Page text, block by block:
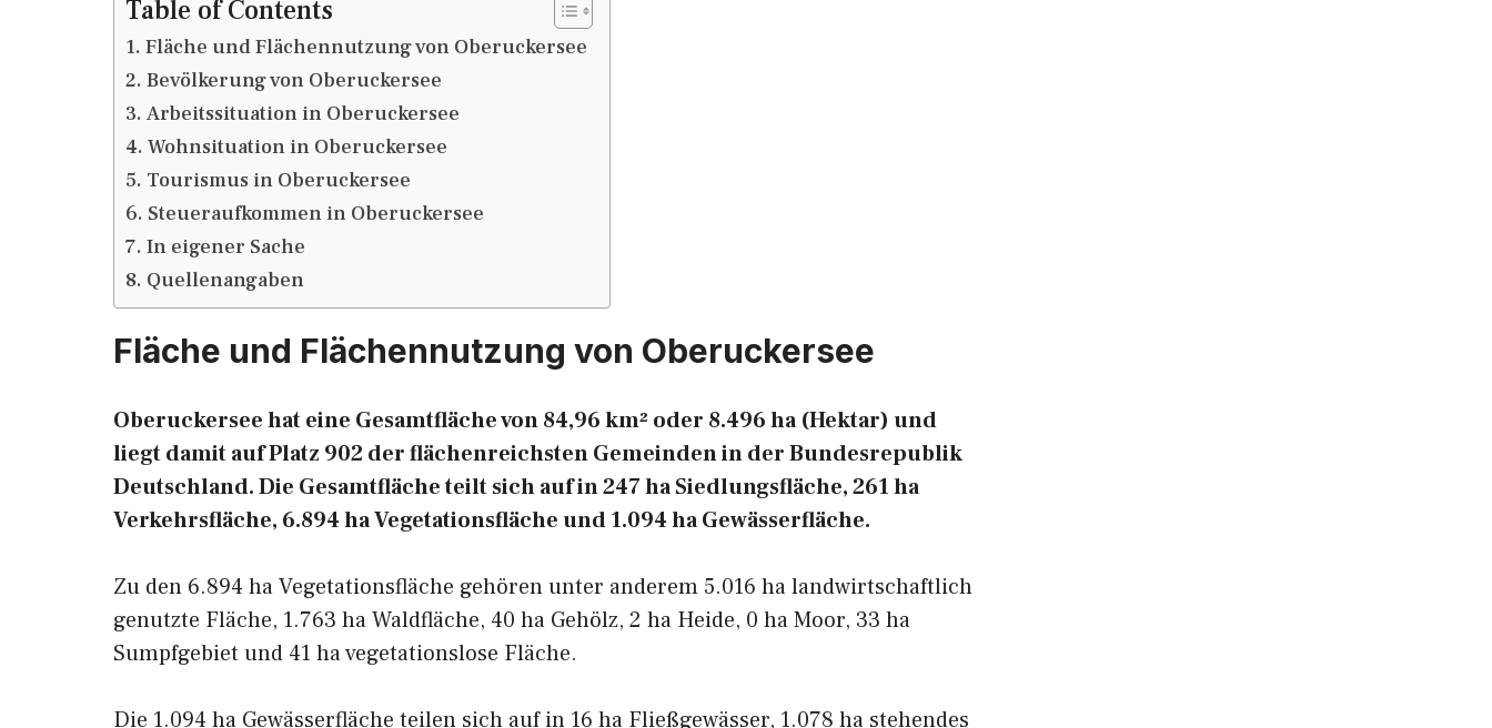
Table of Contents
Fläche und Flächennutzung von Oberuckersee
Bevölkerung von Oberuckersee
Arbeitssituation in Oberuckersee
Wohnsituation in Oberuckersee
Tourismus in Oberuckersee
Steueraufkommen in Oberuckersee
In eigener Sache
Quellenangaben
Fläche und Flächennutzung von Oberuckersee
Oberuckersee hat eine Gesamtfläche von 84,96 km² oder 8.496 ha (Hektar) und
liegt damit auf Platz 902 der flächenreichsten Gemeinden in der Bundesrepublik
Deutschland. Die Gesamtfläche teilt sich auf in 247 ha Siedlungsfläche, 261 ha
Verkehrsfläche, 6.894 ha Vegetationsfläche und 1.094 ha Gewässerfläche.
Zu den 6.894 ha Vegetationsfläche gehören unter anderem 5.016 ha landwirtschaftlich
genutzte Fläche, 1.763 ha Waldfläche, 40 ha Gehölz, 2 ha Heide, 0 ha Moor, 33 ha
Sumpfgebiet und 41 ha vegetationslose Fläche.
Die 1.094 ha Gewässerfläche teilen sich auf in 16 ha Fließgewässer, 1.078 ha stehendes